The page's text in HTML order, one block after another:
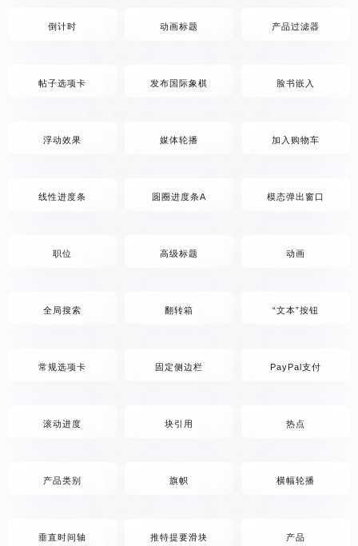
倒计时 动画标题 产品过滤器
帖子选项卡 发布国际象棋 脸书嵌入
浮动效果 媒体轮播 加入购物车
线性进度条 圆圈进度条A 模态弹出窗口
职位 高级标题 动画
全局搜索 翻转箱 “文本”按钮
常规选项卡 固定侧边栏 PayPal支付
滚动进度 块引用 热点
产品类别 旗帜 横幅轮播
垂直时间轴 推特提要滑块 产品